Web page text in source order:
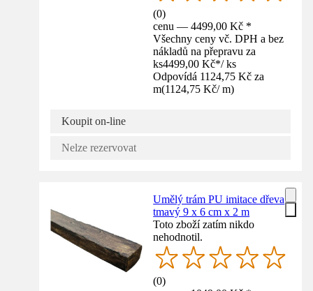
(0)
cenu — 4499,00 Kč *
Všechny ceny vč. DPH a bez
nákladů na přepravu za
ks4499,00 Kč*/ ks
Odpovídá 1124,75 Kč za
m(1124,75 Kč/ m)
Koupit on-line
Nelze rezervovat
Umělý trám PU imitace dřeva
tmavý 9 x 6 cm x 2 m
Toto zboží zatím nikdo
nehodnotil.
(0)